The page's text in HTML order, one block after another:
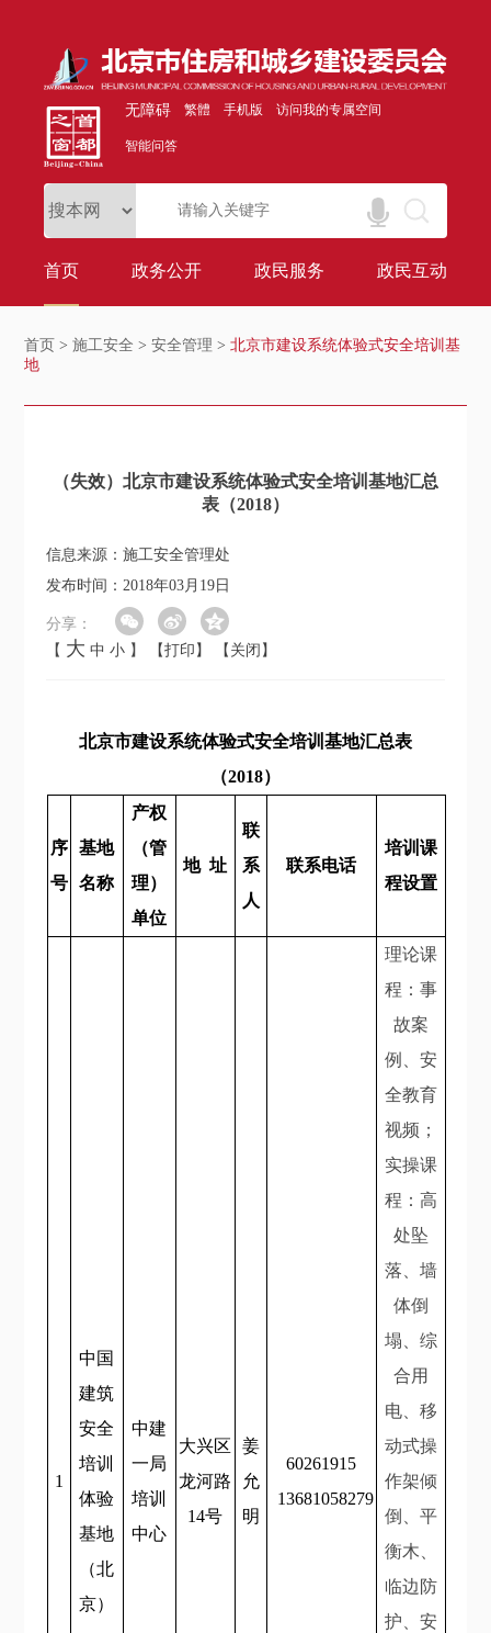
无障碍 繁體 手机版 访问我的专属空间
智能问答
首页 政务公开 政民服务 政民互动
首页 >施工安全 >安全管理 >北京市建设系统体验式安全培训基
地
（失效）北京市建设系统体验式安全培训基地汇总
表（2018）
信息来源：施工安全管理处
发布时间：2018年03月19日
分享：
【 大 中 小 】 【打印】 【关闭】
北京市建设系统体验式安全培训基地汇总表
（2018）
序
号
基地
名称
产权
（管
理）
单位
地 址
联
系
人
联系电话
培训课
程设置
1
中国
建筑
安全
培训
体验
基地
（北
京）
中建
一局
培训
中心
大兴区
龙河路
14号
姜
允
明
60261915
13681058279
理论课
程：事
故案
例、安
全教育
视频；
实操课
程：高
处坠
落、墙
体倒
塌、综
合用
电、移
动式操
作架倾
倒、平
衡木、
临边防
护、安